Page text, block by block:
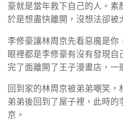
豪就是當年救下自己的人。素
於是想盡快離開，沒想法卻被
李修豪讓林周京先看惡魔是你
眼裡都是李修豪有沒有發現
完了面離開了王子漫畫店，一
回到家的林周京被弟弟嘲笑
弟弟後回到了屋子裡，此時的
京。